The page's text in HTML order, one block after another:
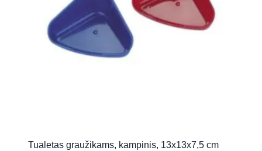
Tualetas graužikams, kampinis, 13x13x7,5 cm